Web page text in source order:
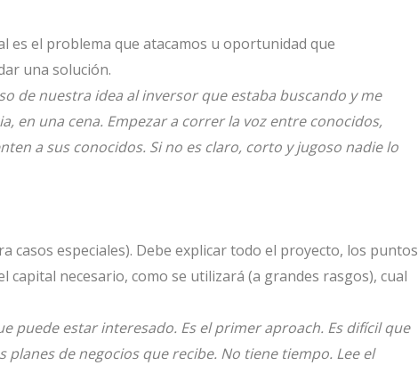
es el problema que atacamos u oportunidad que
una solución.
de nuestra idea al inversor que estaba buscando y me
en una cena. Empezar a correr la voz entre conocidos,
a sus conocidos. Si no es claro, corto y jugoso nadie lo
casos especiales). Debe explicar todo el proyecto, los puntos
capital necesario, como se utilizará (a grandes rasgos), cual
puede estar interesado. Es el primer aproach. Es difícil que
de negocios que recibe. No tiene tiempo. Lee el